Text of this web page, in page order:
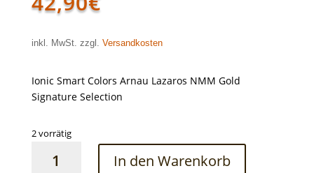
inkl. MwSt. zzgl. Versandkosten
Ionic Smart Colors Arnau Lazaros NMM Gold
Signature Selection
2 vorrätig
Smart
In den Warenkorb